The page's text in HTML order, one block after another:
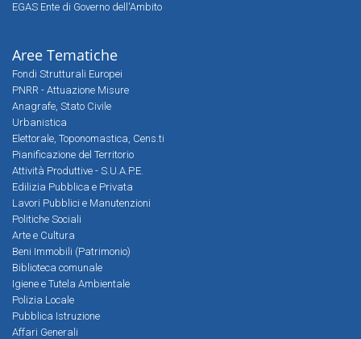
EGAS Ente di Governo dell'Ambito
Aree Tematiche
Fondi Strutturali Europei
PNRR - Attuazione Misure
Anagrafe, Stato Civile
Urbanistica
Elettorale, Toponomastica, Cens.ti
Pianificazione del Territorio
Attività Produttive - S.U.A.P.E.
Edilizia Pubblica e Privata
Lavori Pubblici e Manutenzioni
Politiche Sociali
Arte e Cultura
Beni Immobili (Patrimonio)
Biblioteca comunale
Igiene e Tutela Ambientale
Polizia Locale
Pubblica Istruzione
Affari Generali